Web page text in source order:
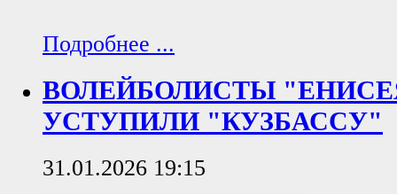
Подробнее ...
ВОЛЕЙБОЛИСТЫ
УСТУПИЛИ "КУЗБАССУ"
31.01.2026 19:15